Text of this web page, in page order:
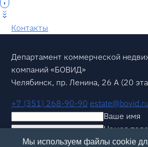
Контакты
Департамент коммерческой
компаний «БОВИД»
Челябинск, пр. Ленина, 26 А (20
+7 (351) 268-90-90 estate@bovid.ru
Ваше имя
Номер
Согласен сполитикой обработки
Мы используем файлы cookie